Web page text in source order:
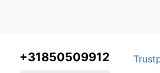
+31850509912